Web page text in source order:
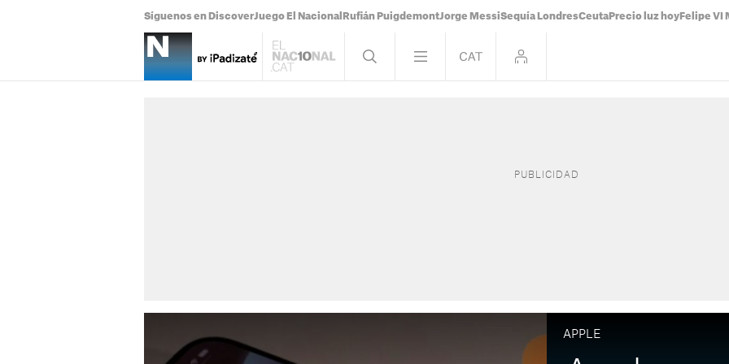
Síguenos en DiscoverJuego El Nacional Rufián PuigdemontJorge MessiSequía LondresCeuta Precio luz hoy Felipe VI
APPLE